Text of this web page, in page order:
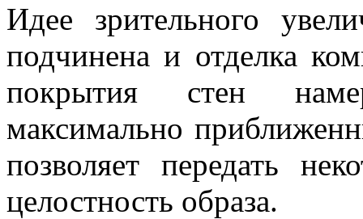
Идее зрительного
подчинена и отделка
покрытия стен
максимально
позволяет передать
целостность образа.